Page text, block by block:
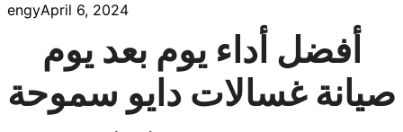
engyApril 6, 2024
أفضل أداء يوم بعد يوم
صيانة غسالات دايو سموحة